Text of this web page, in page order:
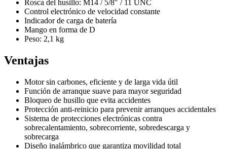
Rosca del husillo: M14 / 5/8″ / 11 UNC
Control electrónico de velocidad constante
Indicador de carga de batería
Mango en forma de D
Peso: 2,1 kg
Ventajas
Motor sin carbones, eficiente y de larga vida útil
Función de arranque suave para mayor seguridad
Bloqueo de husillo que evita accidentes
Protección anti-reinicio para prevenir arranques accidentales
Sistema de protecciones electrónicas contra
sobrecalentamiento, sobrecorriente, sobredescarga y
sobrecarga
Diseño inalámbrico que garantiza movilidad total